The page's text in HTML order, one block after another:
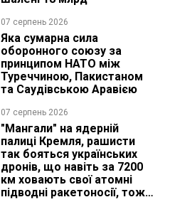
07 серпень 2026
Яка сумарна сила
оборонного союзу за
принципом НАТО між
Туреччиною, Пакистаном
та Саудівською Аравією
07 серпень 2026
"Мангали" на ядерній
палиці Кремля, рашисти
так бояться українських
дронів, що навіть за 7200
км ховають свої атомні
підводні ракетоносії, тож